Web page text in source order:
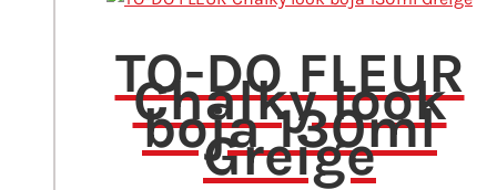
TO-DO FLEUR
Chalky look
boja 130ml
Greige